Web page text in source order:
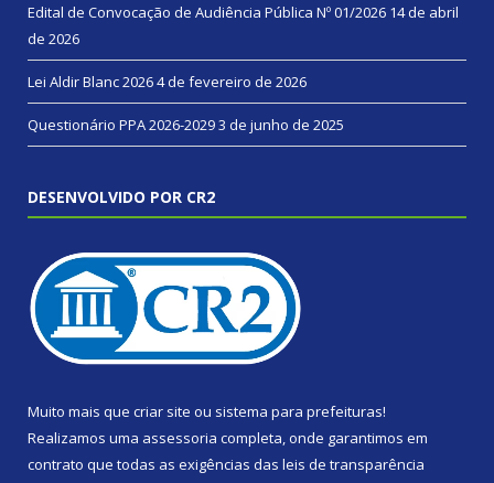
Edital de Convocação de Audiência Pública Nº 01/2026 14 de abril
de 2026
Lei Aldir Blanc 20264 de fevereiro de 2026
Questionário PPA 2026-20293 de junho de 2025
DESENVOLVIDO POR CR2
Muito mais que criar site ou sistema para prefeituras!
Realizamos uma assessoria completa, onde garantimos em
contrato que todas as exigências das leis de transparência